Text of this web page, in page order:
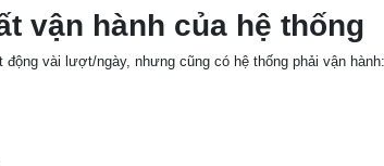
vận hành của hệ thống
động vài lượt/ngày, nhưng cũng có hệ thống phải vận hành: